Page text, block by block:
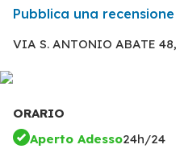
Pubblica una recensione
VIA S. ANTONIO ABATE 48,
ORARIO
Aperto Adesso24h/24